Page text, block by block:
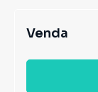
Venda